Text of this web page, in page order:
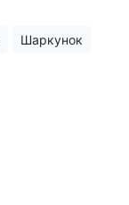
Шаркунок